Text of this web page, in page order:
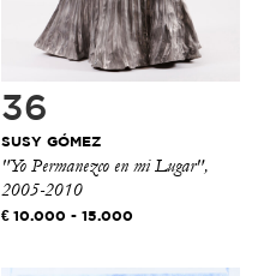
36
SUSY GÓMEZ
"Yo Permanezco en mi Lugar",
2005-2010
10.000 - 15.000